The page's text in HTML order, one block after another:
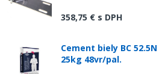
358,75 € s DPH
Cement biely BC 52.5N
25kg 48vr/pal.